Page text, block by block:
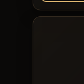
produit